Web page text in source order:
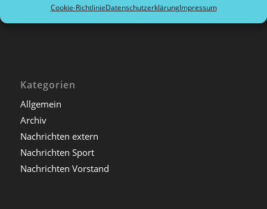
Cookie-RichtlinieDatenschutzerklärungImpressum
Dokumente Vorstand
Kategorien
Allgemein
Archiv
Nachrichten extern
Nachrichten Sport
Nachrichten Vorstand